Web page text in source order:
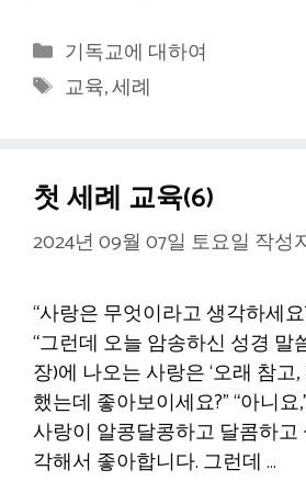
카
테
기독교에 대하여
태
교육,세례
첫 세례 교육(6)
2024년 09월 07일 토요일 작성
“사랑은 무엇이라고 생각하세요
“그런데 오늘 암송하신 성경 말
장)에 나오는 사랑은 ‘오래 참고
했는데 좋아보이세요?” “아니요
사랑이 알콩달콩하고 달콤하고
각해서 좋아합니다. 그런데 …